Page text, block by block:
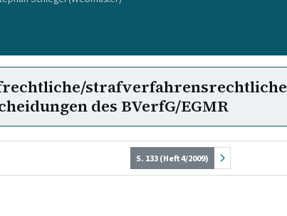
strafverfahrensrechtliche
des BVerfG/EGMR
S. 133 (Heft 4/2009)